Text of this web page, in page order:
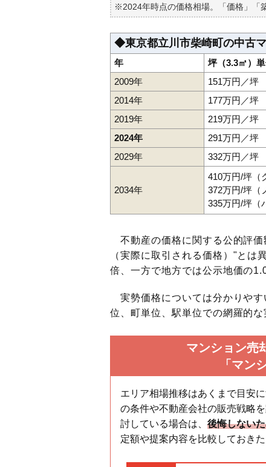
※2024年時点の価格相場。「価格」「
◆東京都立川市柴崎町の中古
年
坪（3.3㎡）
2009年
151万円／坪
2014年
177万円／坪
2019年
219万円／坪
2024年
291万円／坪
2029年
332万円／坪
2034年
410万円/坪（
372万円/坪（
335万円/坪（
不動産の価格に関する公的評価
（実際に取引される価格）"とは
倍、一方で地方では公示地価の
実勢価格については分かりやす
位、町単位、駅単位での網羅的な
マンション売
「マン
エリア相場推移はあくまで目安
の条件や不動産会社の販売戦略
討している場合は、 後悔しない
定額や提案内容を比較しておきた